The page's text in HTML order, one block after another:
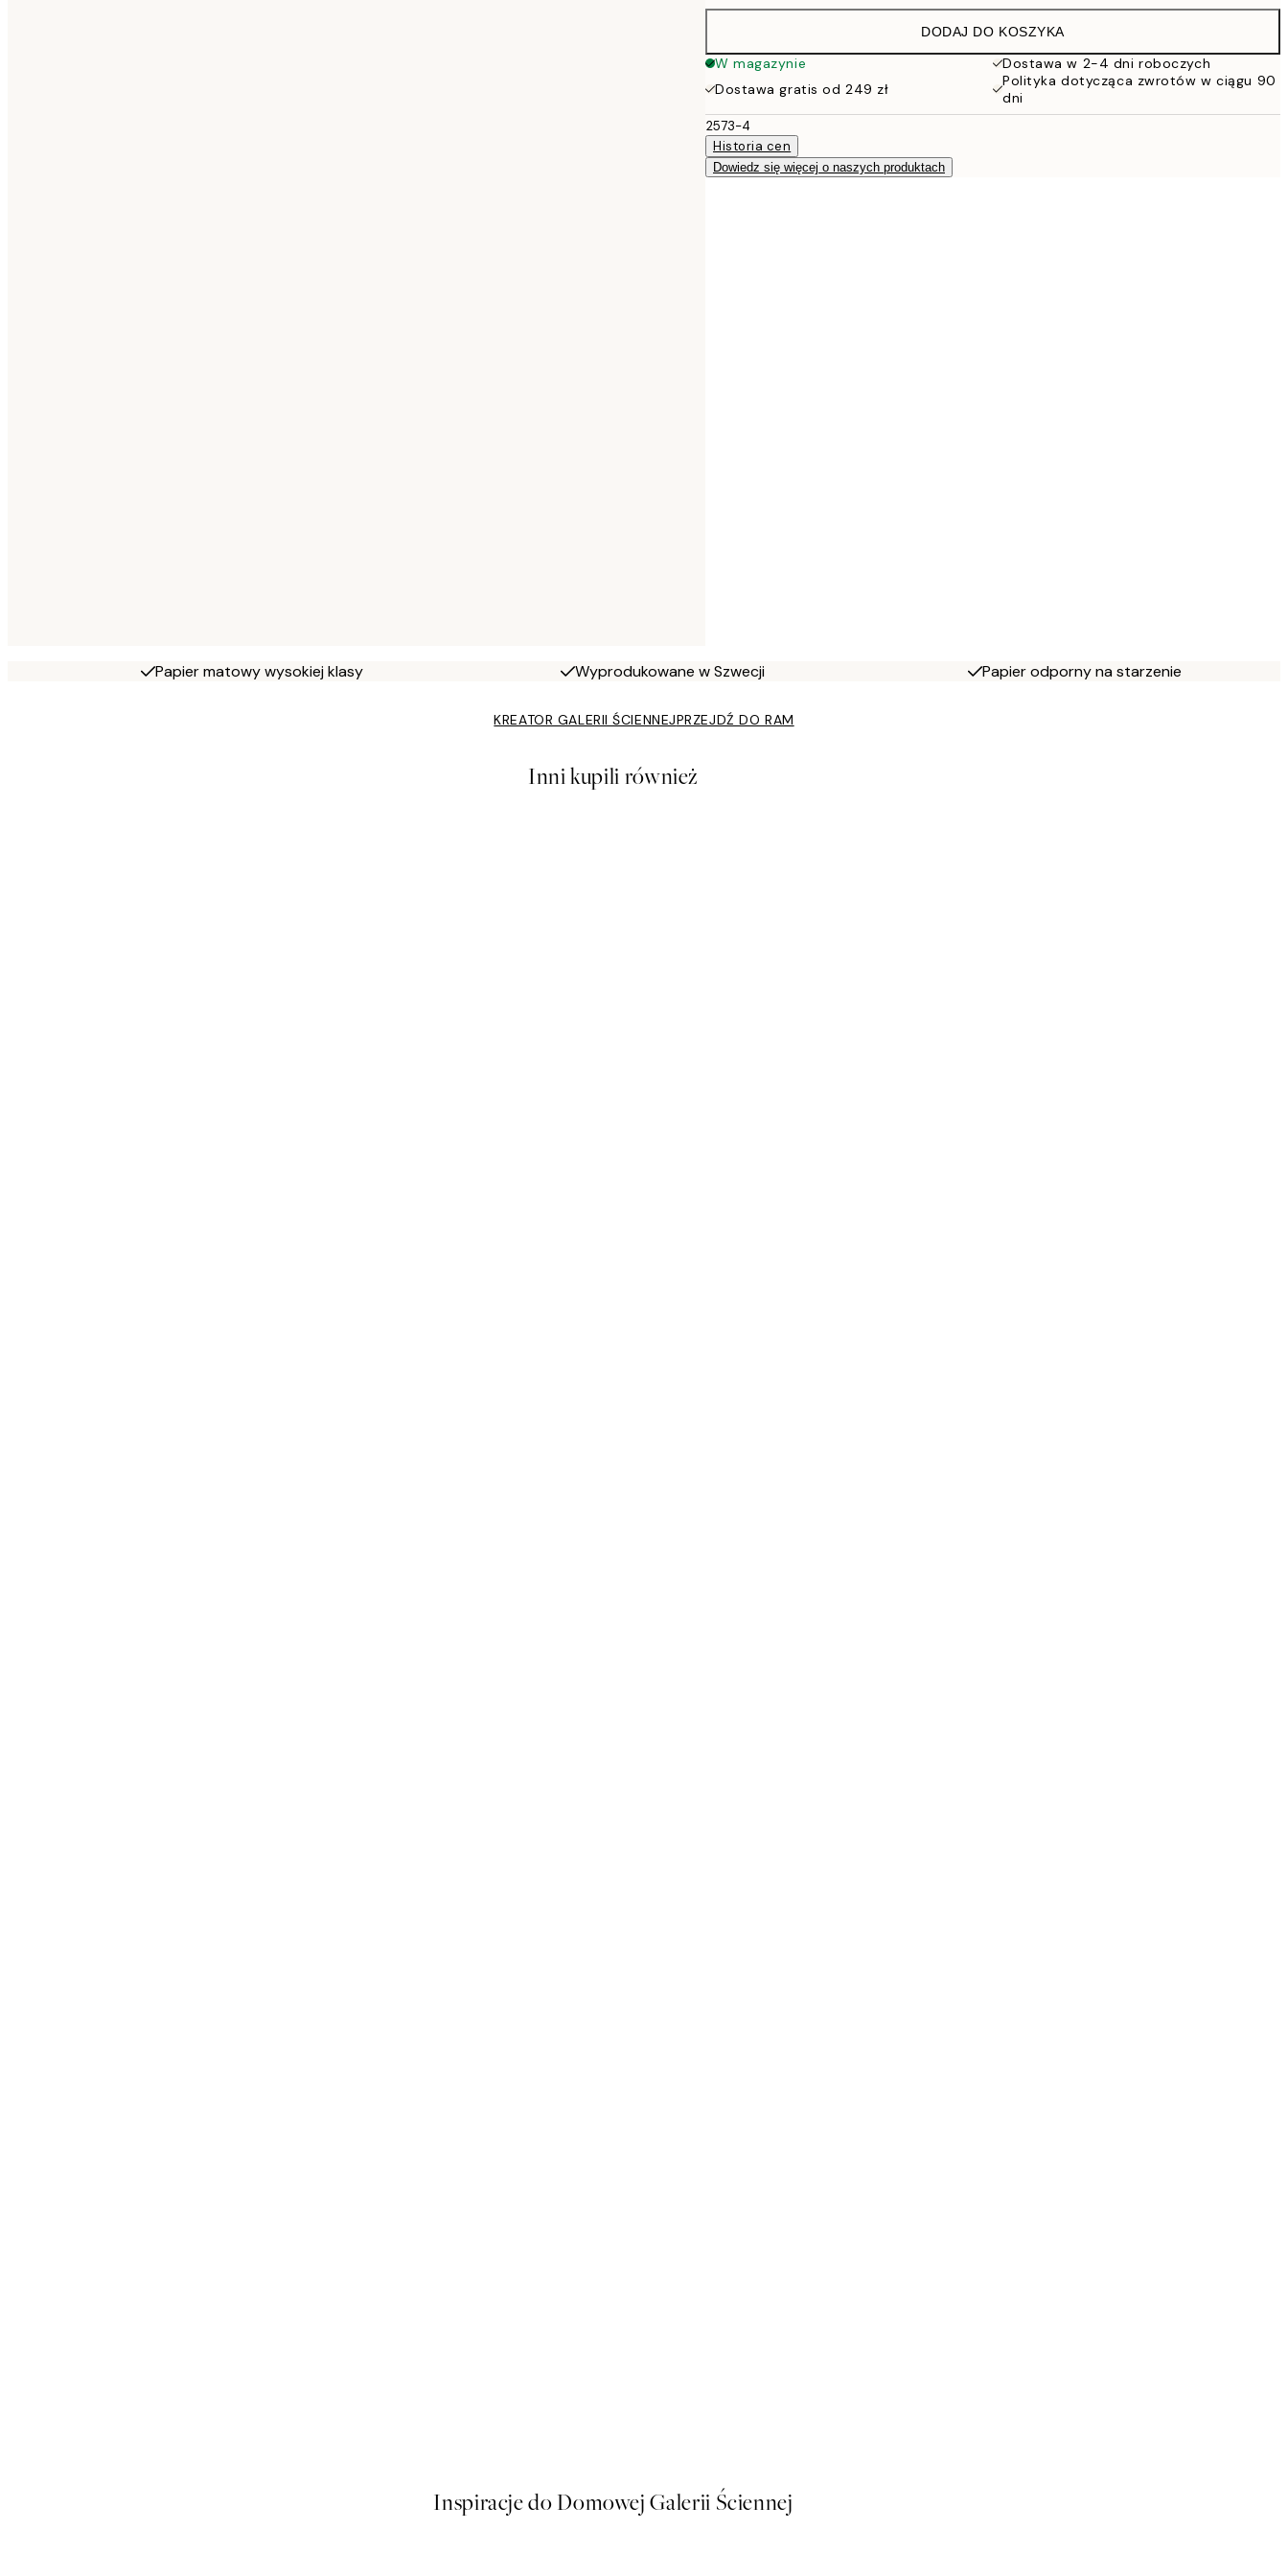
86 zł
DODAJ DO KOSZYKA
W magazynie
Dostawa w 2-4 dni roboczych
Dostawa gratis od 249 zł
Polityka dotycząca zwrotów w ciągu 90
dni
2573-4
Historia cen
Dowiedz się więcej o naszych produktach
Papier matowy wysokiej klasy Wyprodukowane w Szwecji Papier odporny na starzenie
KREATOR GALERII ŚCIENNEJPRZEJDŹ DO RAM
Inni kupili również
Inspiracje do Domowej Galerii Ściennej